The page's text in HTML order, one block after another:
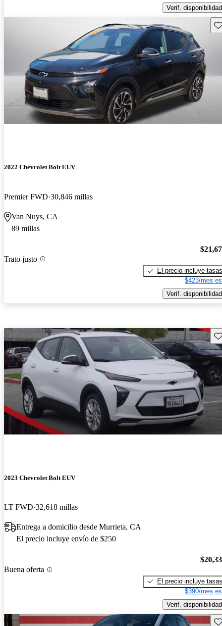
Verif. disponibilidad
2022 Chevrolet Bolt EUV
Premier FWD 30,846 millas
Van Nuys, CA
89 millas
Trato justo
El precio incluye tasas
$423/mes
Verif. disponibilidad
2023 Chevrolet Bolt EUV
LT FWD 32,618 millas
Entrega a domicilio desde Murrieta, CA
El precio incluye envío de $250
Buena oferta
El precio incluye tasas
$390/mes
Verif. disponibilidad